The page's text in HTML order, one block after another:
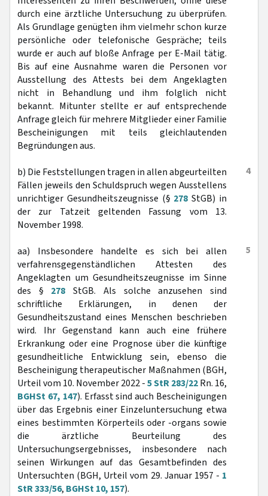
durch eine ärztliche Untersuchung zu überprüfen.
Als Grundlage genügten ihm vielmehr schon kurze
persönliche oder telefonische Gespräche; teils
wurde er auch auf bloße Anfrage per E-Mail tätig.
Bis auf eine Ausnahme waren die Personen vor
Ausstellung des Attests bei dem Angeklagten
nicht in Behandlung und ihm folglich nicht
bekannt. Mitunter stellte er auf entsprechende
Anfrage gleich für mehrere Mitglieder einer Familie
Bescheinigungen mit teils gleichlautenden
Begründungen aus.
4
b) Die Feststellungen tragen in allen abgeurteilten
Fällen jeweils den Schuldspruch wegen Ausstellens
unrichtiger Gesundheitszeugnisse (§ 278 StGB) in
der zur Tatzeit geltenden Fassung vom 13.
November 1998.
5
aa) Insbesondere handelte es sich bei allen
verfahrensgegenständlichen Attesten des
Angeklagten um Gesundheitszeugnisse im Sinne
des § 278 StGB. Als solche anzusehen sind
schriftliche Erklärungen, in denen der
Gesundheitszustand eines Menschen beschrieben
wird. Ihr Gegenstand kann auch eine frühere
Erkrankung oder eine Prognose über die künftige
gesundheitliche Entwicklung sein, ebenso die
Bescheinigung therapeutischer Maßnahmen (BGH,
Urteil vom 10. November 2022 -5 StR 283/22Rn. 16,
BGHSt 67, 147). Erfasst sind auch Bescheinigungen
über das Ergebnis einer Einzeluntersuchung etwa
eines bestimmten Körperteils oder -organs sowie
die ärztliche Beurteilung des
Untersuchungsergebnisses, insbesondere nach
seinen Wirkungen auf das Gesamtbefinden des
Untersuchten (BGH, Urteil vom 29. Januar 1957 - 1
StR 333/56, BGHSt 10, 157).